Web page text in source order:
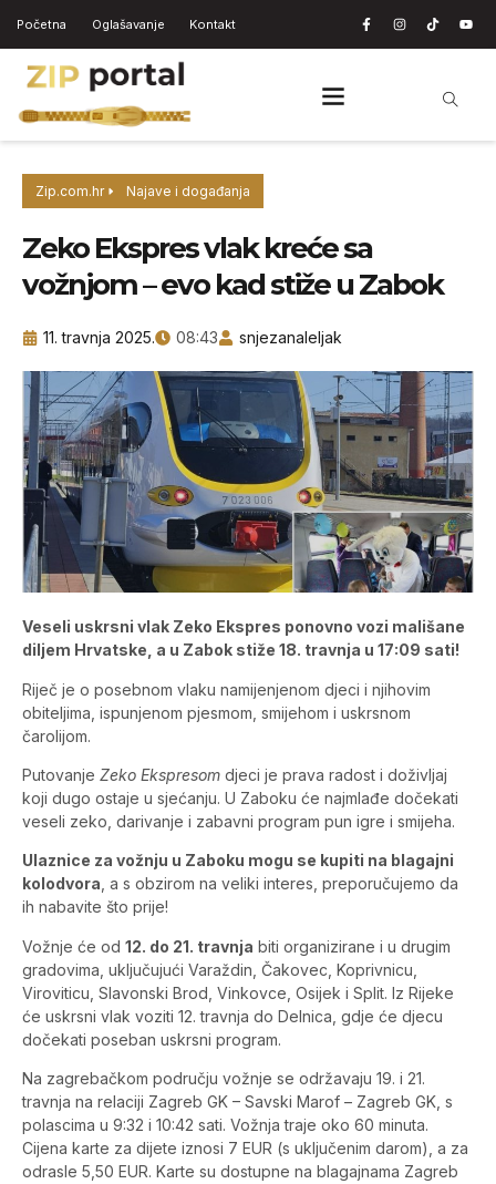
Početna Oglašavanje Kontakt
Zip.com.hr Najave i događanja
Zeko Ekspres vlak kreće sa
vožnjom – evo kad stiže u Zabok
11. travnja 2025. 08:43 snjezanaleljak
Veseli uskrsni vlak Zeko Ekspres ponovno vozi mališane
diljem Hrvatske, a u Zabok stiže 18. travnja u 17:09 sati!
Riječ je o posebnom vlaku namijenjenom djeci i njihovim
obiteljima, ispunjenom pjesmom, smijehom i uskrsnom
čarolijom.
Putovanje Zeko Ekspresom djeci je prava radost i doživljaj
koji dugo ostaje u sjećanju. U Zaboku će najmlađe dočekati
veseli zeko, darivanje i zabavni program pun igre i smijeha.
Ulaznice za vožnju u Zaboku mogu se kupiti na blagajni
kolodvora , a s obzirom na veliki interes, preporučujemo da
ih nabavite što prije!
Vožnje će od 12. do 21. travnja biti organizirane i u drugim
gradovima, uključujući Varaždin, Čakovec, Koprivnicu,
Viroviticu, Slavonski Brod, Vinkovce, Osijek i Split. Iz Rijeke
će uskrsni vlak voziti 12. travnja do Delnica, gdje će djecu
dočekati poseban uskrsni program.
Na zagrebačkom području vožnje se održavaju 19. i 21.
travnja na relaciji Zagreb GK – Savski Marof – Zagreb GK, s
polascima u 9:32 i 10:42 sati. Vožnja traje oko 60 minuta.
Cijena karte za dijete iznosi 7 EUR (s uključenim darom), a za
odrasle 5,50 EUR. Karte su dostupne na blagajnama Zagreb